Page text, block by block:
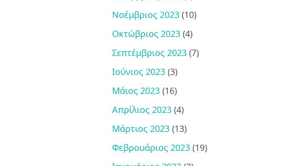
Νοέμβριος 2023 (10)
Οκτώβριος 2023 (4)
Σεπτέμβριος 2023 (7)
Ιούνιος 2023 (3)
Μάιος 2023 (16)
Απρίλιος 2023 (4)
Μάρτιος 2023 (13)
Φεβρουάριος 2023 (19)